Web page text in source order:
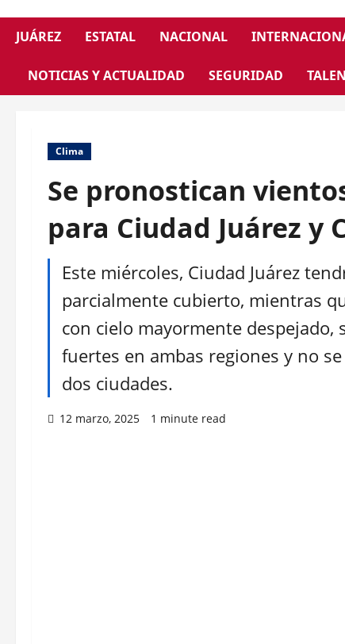
JUÁREZ ESTATAL NACIONAL
NOTICIAS Y ACTUALIDAD SEGURIDAD
Clima
Se pronostican
para Ciudad Juárez y
Este miércoles, Ciudad Juárez
parcialmente cubierto, mientras
con cielo mayormente
fuertes en ambas regiones y no
dos ciudades.
12 marzo, 2025 1 minute read